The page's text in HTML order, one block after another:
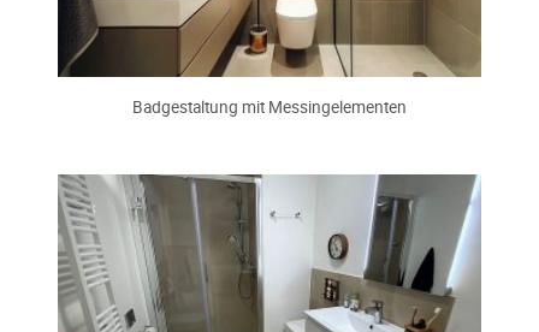
Badgestaltung mit Messingelementen